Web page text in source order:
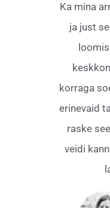
Ka mina
ja just
korraga
erinevaid
raske
veidi